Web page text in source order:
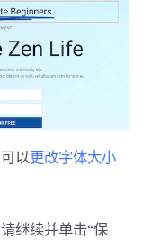
以更改字体大小
继续并单击“保